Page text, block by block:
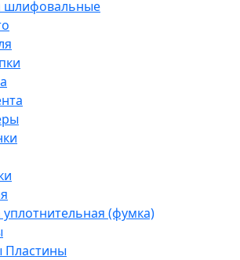
шлифовальные
уплотнительная (фумка)
Пластины